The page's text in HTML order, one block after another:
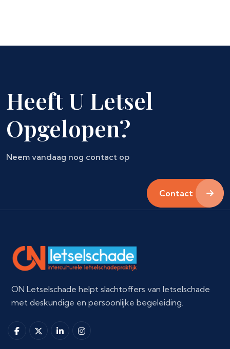
Heeft U Letsel
Opgelopen?
Neem vandaag nog contact op
Contact
ON Letselschade helpt slachtoffers van letselschade
met deskundige en persoonlijke begeleiding.